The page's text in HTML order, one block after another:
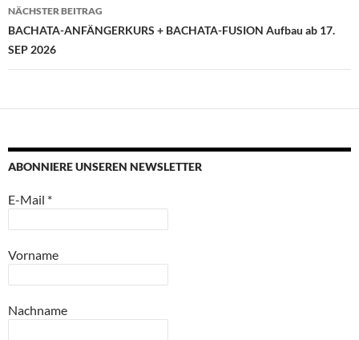
NÄCHSTER BEITRAG
BACHATA-ANFÄNGERKURS + BACHATA-FUSION Aufbau ab 17.
SEP 2026
ABONNIERE UNSEREN NEWSLETTER
E-Mail *
Vorname
Nachname